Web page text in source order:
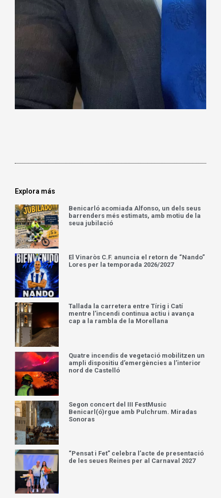
Explora más
Benicarló acomiada Alfonso, un dels seus
barrenders més estimats, amb motiu de la
seua jubilació
El Vinaròs C.F. anuncia el retorn de “Nando”
Lores per la temporada 2026/2027
Tallada la carretera entre Tírig i Catí
mentre l’incendi continua actiu i avança
cap a la rambla de la Morellana
Quatre incendis de vegetació mobilitzen un
ampli dispositiu d’emergències a l’interior
nord de Castelló
Segon concert del III FestMusic
Benicarl(ó)rgue amb Pulchrum. Miradas
Sonoras
“Pensat i Fet” celebra l’acte de presentació
de les seues Reines per al Carnaval 2027